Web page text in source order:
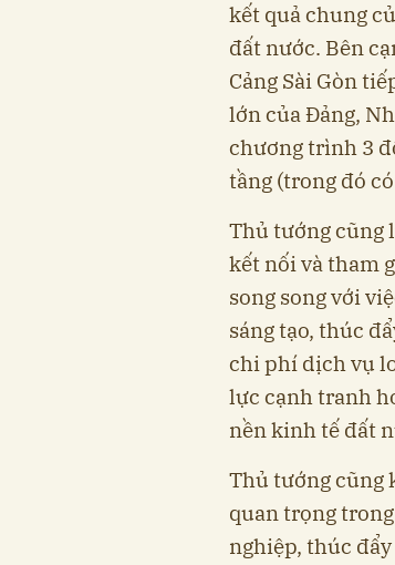
kết quả chung
đất nước. Bên
Cảng Sài Gòn
lớn của Đảng,
chương trình 3
tầng (trong đó
Thủ tướng cũng
kết nối và tham
song song với
sáng tạo, thúc
chi phí dịch vụ
lực cạnh tranh
nền kinh tế đất
Thủ tướng cũng
quan trọng
nghiệp, thúc